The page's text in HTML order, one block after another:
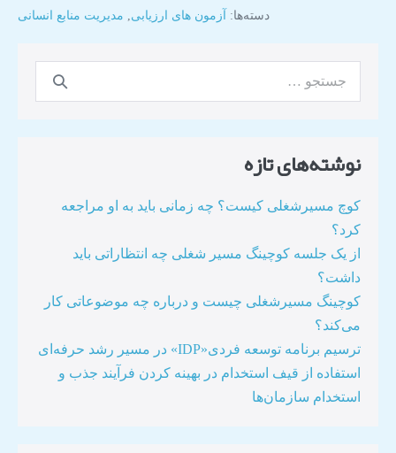
دسته‌ها: آزمون های ارزیابی , مدیریت منابع انسانی
نوشته‌های تازه
کوچ مسیرشغلی کیست؟ چه زمانی باید به او مراجعه
کرد؟
از یک جلسه کوچینگ مسیر شغلی چه انتظاراتی باید
داشت؟
کوچینگ مسیرشغلی چیست و درباره چه موضوعاتی کار
می‌کند؟
ترسیم برنامه توسعه فردی«IDP» در مسیر رشد حرفه‌ای
استفاده از قیف استخدام در بهینه کردن فرآیند جذب و
استخدام سازمان‌ها​